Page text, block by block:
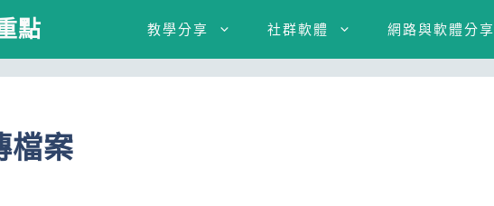
點 教學分享 社群軟體 網路與軟體分享
檔案